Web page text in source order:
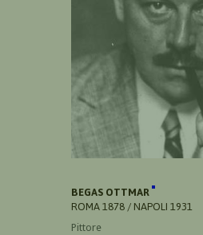
BEGAS OTTMAR
ROMA 1878 / NAPOLI 1931
Pittore